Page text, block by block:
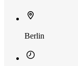
Berlin